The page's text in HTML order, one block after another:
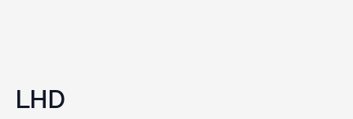
LHD